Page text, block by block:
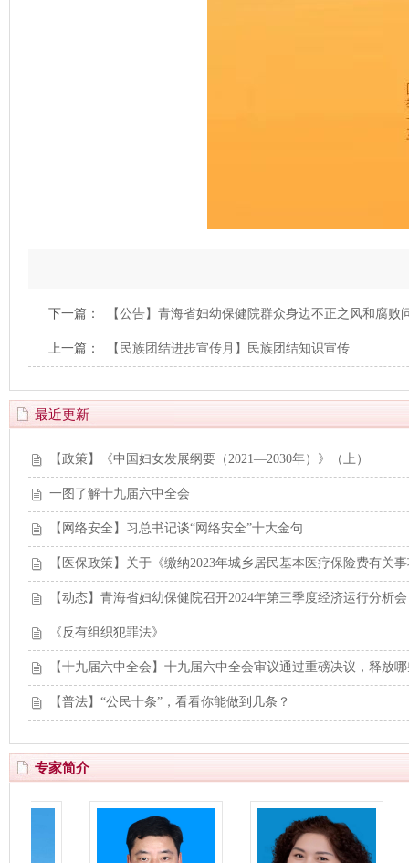
下一篇： 【公告】青海省妇幼保健院群众身边不正之风和腐
上一篇： 【民族团结进步宣传月】民族团结知识宣传
最近更新
【政策】《中国妇女发展纲要（2021—2030年）》（上）
一图了解十九届六中全会
【网络安全】习总书记谈“网络安全”十大金句
【医保政策】关于《缴纳2023年城乡居民基本医疗保险费有关
【动态】青海省妇幼保健院召开2024年第三季度经济运行分析会
《反有组织犯罪法》
【十九届六中全会】十九届六中全会审议通过重磅决议，释放
【普法】“公民十条”，看看你能做到几条？
专家简介